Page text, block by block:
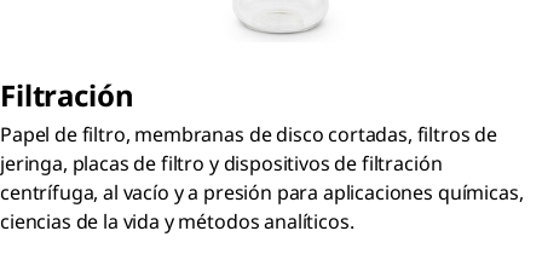
Filtración
Papel de filtro, membranas de disco cortadas, filtros de
jeringa, placas de filtro y dispositivos de filtración
centrífuga, al vacío y a presión para aplicaciones químicas,
ciencias de la vida y métodos analíticos.